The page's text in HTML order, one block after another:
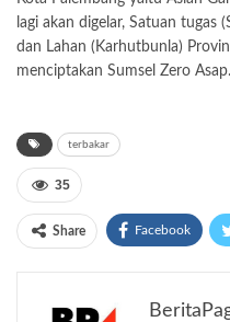
lagi akan digelar, Satuan tugas
dan Lahan (Karhutbunla)
menciptakan Sumsel Zero Asap.
terbakar
35
Share Facebook